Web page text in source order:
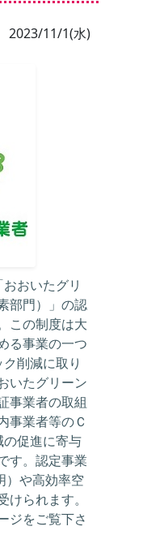
2023/11/1(水)
おいたグリ
部門）」の認
この制度は大
る事業の一つ
削減に取り
いたグリーン
事業者の取組
事業者等のＣ
の促進に寄与
す。認定事業
）や高効率空
られます。
ジをご覧下さ